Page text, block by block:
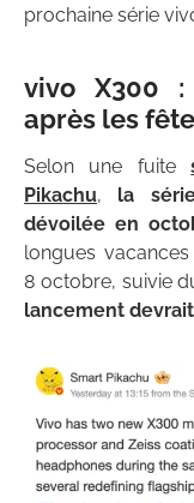
prochaine série
vivo X300 :
après les
Selon une fuite
Pikachu, la
dévoilée en
longues
8 octobre, suivie
lancement